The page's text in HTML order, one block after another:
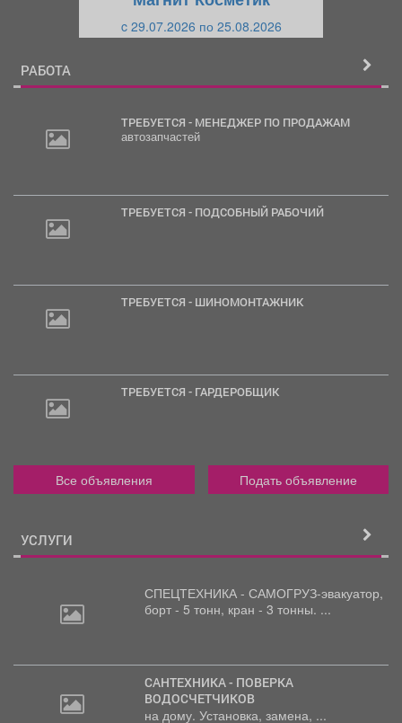
c 29.07.2026 по 25.08.2026
РАБОТА
ТРЕБУЕТСЯ - МЕНЕДЖЕР ПО ПРОДАЖАМ
автозапчастей
ТРЕБУЕТСЯ - ПОДСОБНЫЙ РАБОЧИЙ
ТРЕБУЕТСЯ - ШИНОМОНТАЖНИК
ТРЕБУЕТСЯ - ГАРДЕРОБЩИК
Все объявления Подать объявление
УСЛУГИ
СПЕЦТЕХНИКА - САМОГРУЗ-эвакуатор,
борт - 5 тонн, кран - 3 тонны. ...
САНТЕХНИКА - ПОВЕРКА
ВОДОСЧЕТЧИКОВ
на дому. Установка, замена, ...